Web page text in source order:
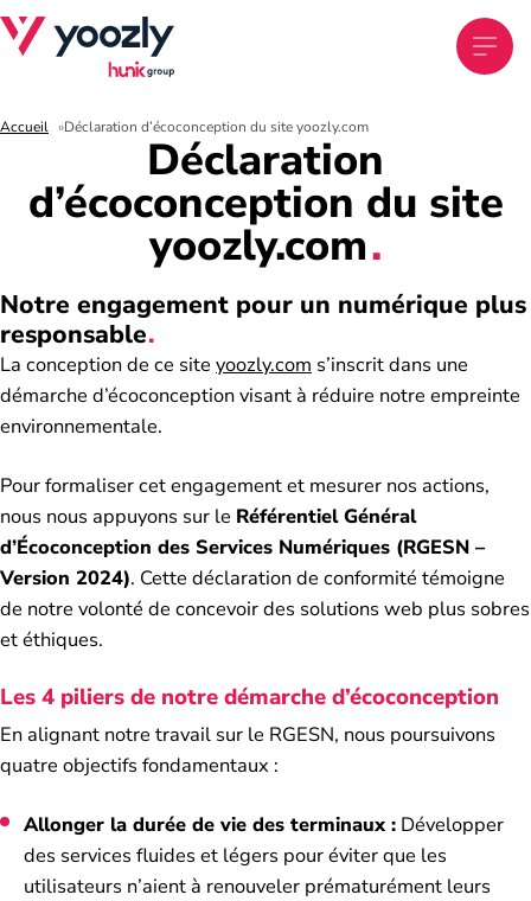
Accueil Déclaration d’écoconception du site yoozly.com
Déclaration
d’écoconception du site
yoozly.com
Notre engagement pour un numérique plus
responsable
La conception de ce site yoozly.com s’inscrit dans une
démarche d’écoconception visant à réduire notre empreinte
environnementale.
Pour formaliser cet engagement et mesurer nos actions,
nous nous appuyons sur le Référentiel Général
d’Écoconception des Services Numériques (RGESN –
Version 2024). Cette déclaration de conformité témoigne
de notre volonté de concevoir des solutions web plus sobres
et éthiques.
Les 4 piliers de notre démarche d’écoconception
En alignant notre travail sur le RGESN, nous poursuivons
quatre objectifs fondamentaux :
Allonger la durée de vie des terminaux : Développer
des services fluides et légers pour éviter que les
utilisateurs n’aient à renouveler prématurément leurs